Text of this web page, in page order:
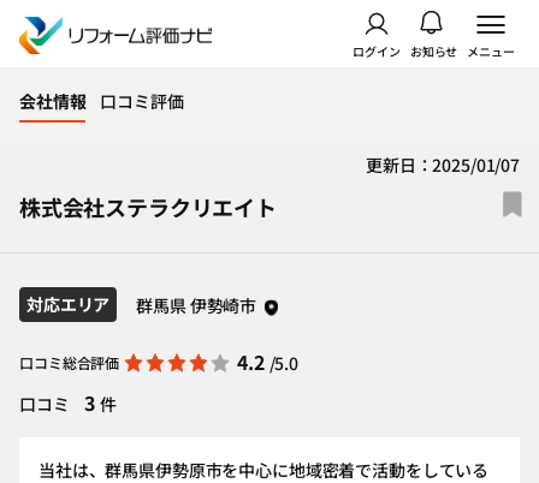
ログイン お知らせ メニュー
会社情報 口コミ評価
更新日：2025/01/07
株式会社ステラクリエイト
対応エリア 群馬県 伊勢崎市
口コミ総合評価 4.2 /5.0
口コミ
3 件
当社は、群馬県伊勢原市を中心に地域密着で活動をしている